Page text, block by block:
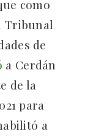
como
Tribunal
de
a Cerdán
de la
para
a